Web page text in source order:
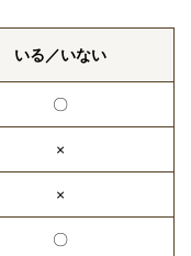
いる／いない
〇
×
×
〇